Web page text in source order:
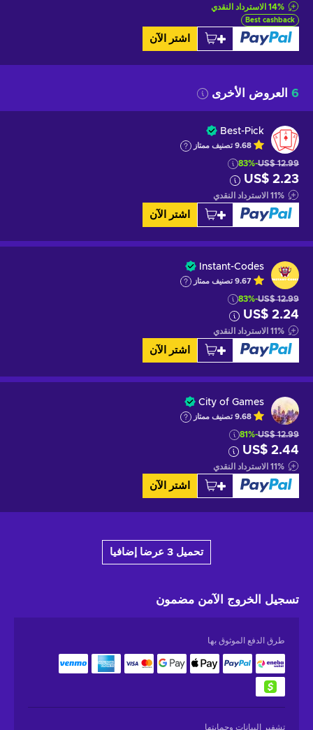
14% الاسترداد النقدي
Best cashback
اشتر الآن
6 العروض الأخرى
Best-Pick
9.68 تصنيف ممتاز
US$ 12.99
-83%
US$ 2.23
11% الاسترداد النقدي
اشتر الآن
Instant-Codes
9.67 تصنيف ممتاز
US$ 12.99
-83%
US$ 2.24
11% الاسترداد النقدي
اشتر الآن
City of Games
9.68 تصنيف ممتاز
US$ 12.99
-81%
US$ 2.44
11% الاسترداد النقدي
اشتر الآن
تحميل 3 عرضا إضافيا
تسجيل الخروج الآمن مضمون
طرق الدفع الموثوق بها
تشفير البيانات وحمايتها